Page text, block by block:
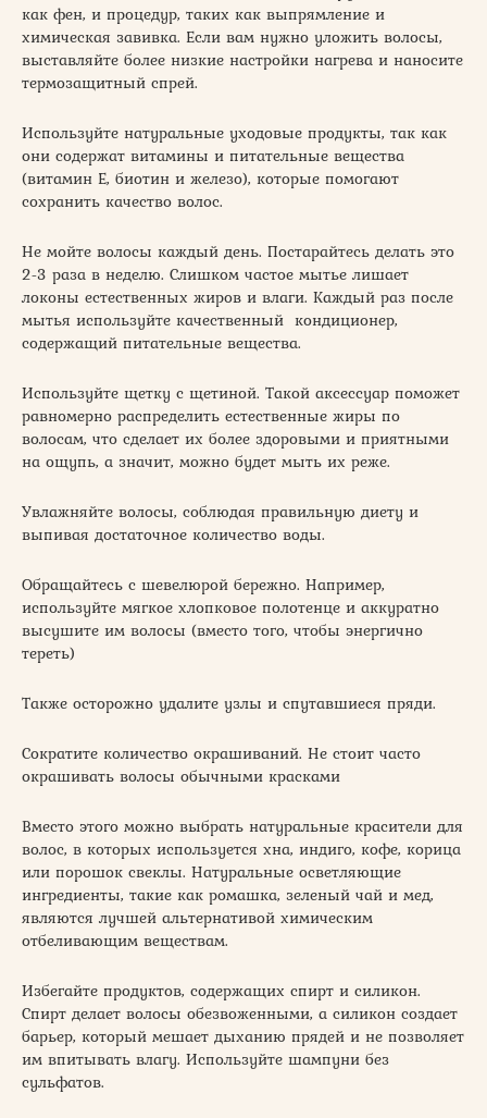
как фен, и процедур, таких как выпрямление и
химическая завивка. Если вам нужно уложить волосы,
выставляйте более низкие настройки нагрева и наносите
термозащитный спрей.
Используйте натуральные уходовые продукты, так как
они содержат витамины и питательные вещества
(витамин Е, биотин и железо), которые помогают
сохранить качество волос.
Не мойте волосы каждый день. Постарайтесь делать это
2-3 раза в неделю. Слишком частое мытье лишает
локоны естественных жиров и влаги. Каждый раз после
мытья используйте качественный кондиционер,
содержащий питательные вещества.
Используйте щетку с щетиной. Такой аксессуар поможет
равномерно распределить естественные жиры по
волосам, что сделает их более здоровыми и приятными
на ощупь, а значит, можно будет мыть их реже.
Увлажняйте волосы, соблюдая правильную диету и
выпивая достаточное количество воды.
Обращайтесь с шевелюрой бережно. Например,
используйте мягкое хлопковое полотенце и аккуратно
высушите им волосы (вместо того, чтобы энергично
тереть)
Также осторожно удалите узлы и спутавшиеся пряди.
Сократите количество окрашиваний. Не стоит часто
окрашивать волосы обычными красками
Вместо этого можно выбрать натуральные красители для
волос, в которых используется хна, индиго, кофе, корица
или порошок свеклы. Натуральные осветляющие
ингредиенты, такие как ромашка, зеленый чай и мед,
являются лучшей альтернативой химическим
отбеливающим веществам.
Избегайте продуктов, содержащих спирт и силикон.
Спирт делает волосы обезвоженными, а силикон создает
барьер, который мешает дыханию прядей и не позволяет
им впитывать влагу. Используйте шампуни без
сульфатов.